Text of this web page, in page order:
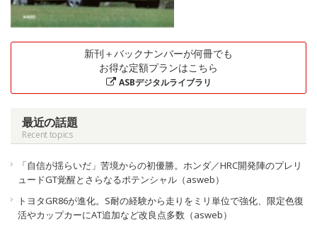
新刊＋バックナンバーが何冊でも
お得な定額プランはこちら
ASBデジタルライブラリ
最近の話題
Recent topics
「自信が揺らいだ」苦境からの初優勝。ホンダ／HRC開発陣のプレリ
ュードGT覚醒とさらなるポテンシャル（asweb）
トヨタGR86が進化。S耐の経験から走りをミリ単位で強化、限定色復
活やカップカーにAT追加など改良点多数（asweb）